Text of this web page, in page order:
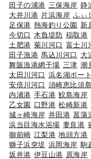
田子の浦港 三保海岸 静
大井川港 片浜海岸 ふぃ
足保港 熱海釣り公園 新
今切口
木負堤防 稲取港
土肥港 菊川河口 富士川
田子漁港 馬込川河口 大
舞阪漁港網干場 三津 潮
太田川河口 浜名湖ボー
安倍川河口 須崎恵比須島
内浦港 手石港 鮫島海岸
乙女園 口野港 松崎新港
城ヶ崎海岸 井田港 菖蒲
浜当目海水浴場 妻良港
御前崎 江梨港 地頭方港
獅子浜突堤 浜岡海岸 駒
坂井港 伊豆山港 原海岸